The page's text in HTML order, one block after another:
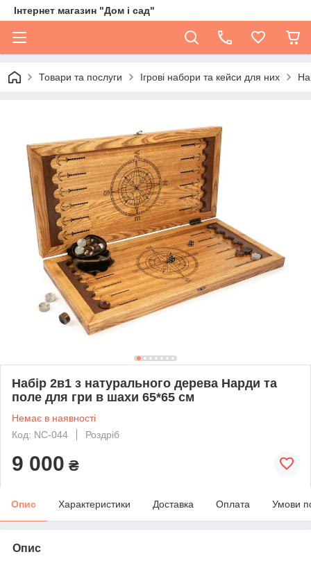
Інтернет магазин "Дом і сад"
Товари та послуги Ігрові набори та кейси для них
Набір 2в1 з натурального дерева Нарди та
поле для гри в шахи 65*65 см
Немає в наявності
Код: NC-044
Роздріб
9 000 ₴
Опис Характеристики Доставка Оплата Умови
Опис